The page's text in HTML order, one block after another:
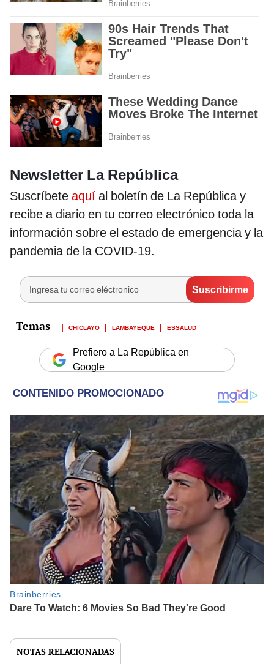
Newsletter La República
Suscríbete aquí al boletín de La República y
recibe a diario en tu correo electrónico toda la
información sobre el estado de emergencia y la
pandemia de la COVID-19.
CHICLAYO LAMBAYEQUE ESSALUD
Prefiero a La República en
Google
NOTAS RELACIONADAS